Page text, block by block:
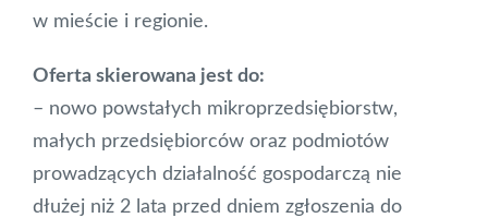
w mieście i regionie.
Oferta skierowana jest do:
– nowo powstałych mikroprzedsiębiorstw,
małych przedsiębiorców oraz podmiotów
prowadzących działalność gospodarczą nie
dłużej niż 2 lata przed dniem zgłoszenia do